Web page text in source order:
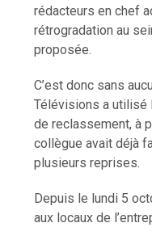
rédacteurs en chef
rétrogradation au
proposée.
C’est donc sans
Télévisions a utilisé
de reclassement, à
collègue avait déjà
plusieurs reprises.
Depuis le lundi 5
aux locaux de